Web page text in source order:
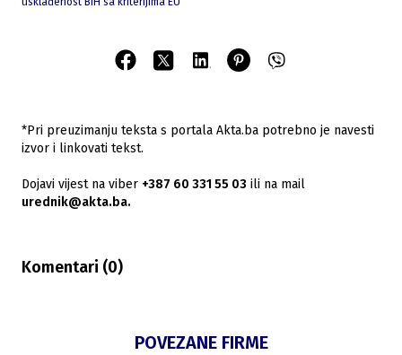
*Pri preuzimanju teksta s portala Akta.ba potrebno je navesti
izvor i linkovati tekst.
Dojavi vijest na viber +387 60 331 55 03 ili na mail
urednik@akta.ba.
Komentari (0)
POVEZANE FIRME